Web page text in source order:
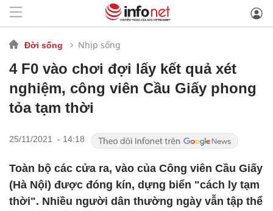
Đời sống Nhịp sống
4 F0 vào chơi đợi lấy kết quả xét
nghiệm, công viên Cầu Giấy phong
tỏa tạm thời
25/11/2021 - 14:18
Toàn bộ các cửa ra, vào của Công viên Cầu Giấy
(Hà Nội) được đóng kín, dựng biển "cách ly tạm
thời". Nhiều người dân thường ngày vẫn tập thể